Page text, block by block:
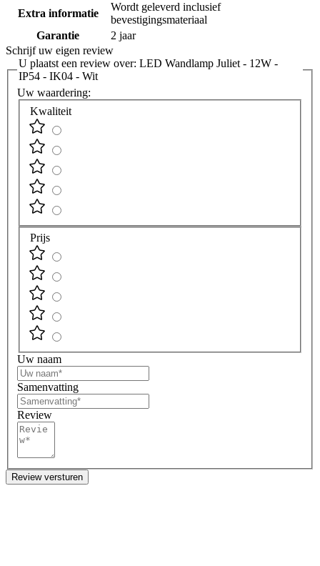
Extra informatie
Wordt geleverd inclusief
bevestigingsmateriaal
Garantie
2 jaar
Schrijf uw eigen review
U plaatst een review over: LED Wandlamp Juliet - 12W -
IP54 - IK04 - Wit
Uw waardering:
Kwaliteit
Prijs
Uw naam
Samenvatting
Review
Review versturen